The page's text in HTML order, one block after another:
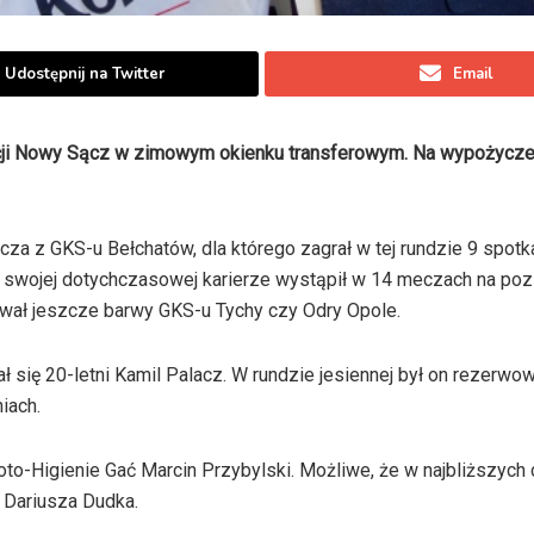
Udostępnij na Twitter Email
Nowy Sącz w zimowym okienku transferowym. Na
z GKS-u Bełchatów, dla którego zagrał w tej rundzie 9
dotychczasowej karierze wystąpił w 14 meczach na
jeszcze barwy GKS-u Tychy czy Odry Opole.
20-letni Kamil Palacz. W rundzie jesiennej był on
Higienie Gać Marcin Przybylski. Możliwe, że w najbliższych
Dudka.